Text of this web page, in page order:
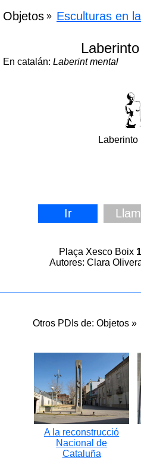
Objetos » Esculturas en
En catalán: Laberint mental
Laberinto
Ir
Plaça Xesco Boix
Autores: Clara
Otros PDIs de: Objetos »
A la reconstrucció
Nacional de
Cataluña